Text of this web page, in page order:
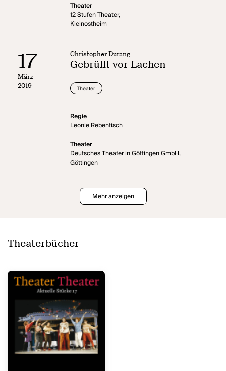
Theater
12 Stufen Theater,
Kleinostheim
17
März
2019
Christopher Durang
Gebrüllt vor Lachen
Theater
Regie
Leonie Rebentisch
Theater
Deutsches Theater in Göttingen GmbH,
Göttingen
Mehr anzeigen
Theaterbücher